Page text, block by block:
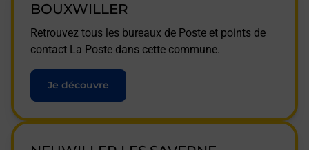
BOUXWILLER
Retrouvez tous les bureaux de Poste et points de
contact La Poste dans cette commune.
Je découvre